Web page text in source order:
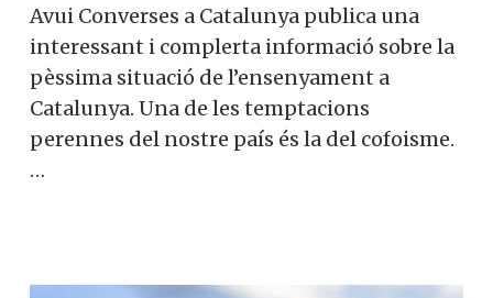
Avui Converses a Catalunya publica una
interessant i complerta informació sobre la
pèssima situació de l’ensenyament a
Catalunya. Una de les temptacions
perennes del nostre país és la del cofoisme.
…